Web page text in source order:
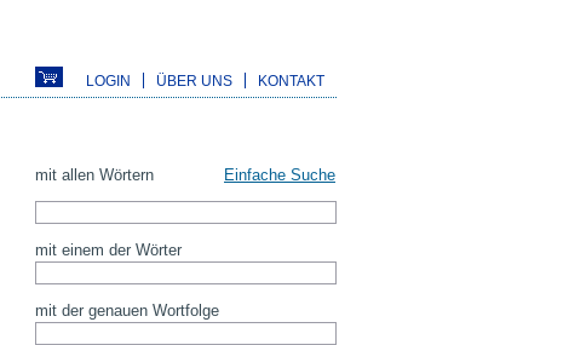
LOGIN ÜBER UNS KONTAKT
mit allen Wörtern Einfache Suche
mit einem der Wörter
mit der genauen Wortfolge